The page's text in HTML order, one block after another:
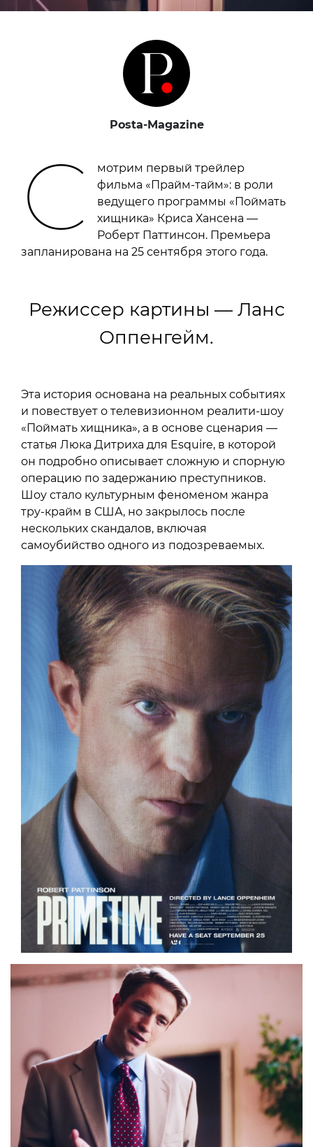
Posta-Magazine
С
мотрим первый трейлер
фильма «Прайм-тайм»: в роли
ведущего программы «Поймать
хищника» Криса Хансена —
Роберт Паттинсон. Премьера
запланирована на 25 сентября этого года.
Режиссер картины — Ланс
Оппенгейм.
Эта история основана на реальных событиях
и повествует о телевизионном реалити-шоу
«Поймать хищника», а в основе сценария —
статья Люка Дитриха для Esquire, в которой
он подробно описывает сложную и спорную
операцию по задержанию преступников.
Шоу стало культурным феноменом жанра
тру-крайм в США, но закрылось после
нескольких скандалов, включая
самоубийство одного из подозреваемых.